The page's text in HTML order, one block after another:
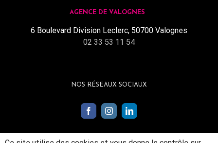
AGENCE DE VALOGNES
6 Boulevard Division Leclerc, 50700 Valognes
02 33 53 11 54
NOS RÉSEAUX SOCIAUX